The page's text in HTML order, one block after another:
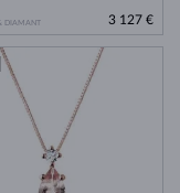
DIAMANT
3 127 €